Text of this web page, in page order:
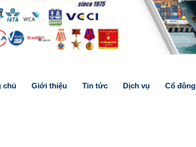
chủ Giới thiệu Tin tức Dịch vụ Cổ đông